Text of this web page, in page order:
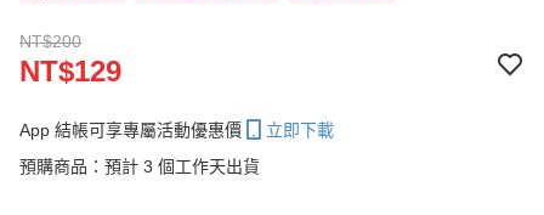
NT$200
NT$129
App 結帳可享專屬活動優惠價
立即下載
預購商品：預計 3 個工作天出貨